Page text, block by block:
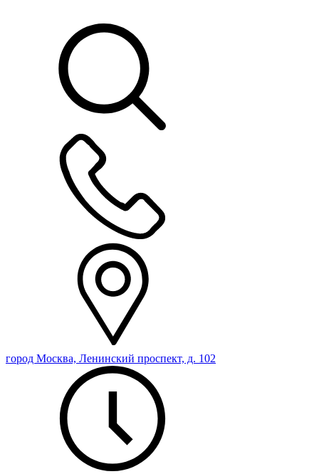
город Москва, Ленинский проспект, д. 102